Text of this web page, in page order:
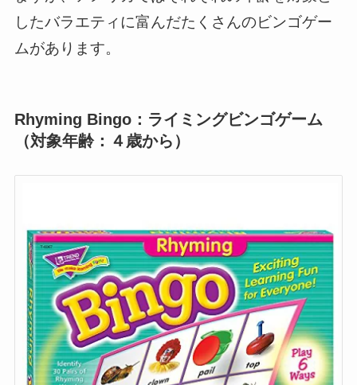
したバラエティに富んだたくさんのビンゴゲー
ムがあります。
Rhyming Bingo：ライミングビンゴゲーム
（対象年齢：４歳から）